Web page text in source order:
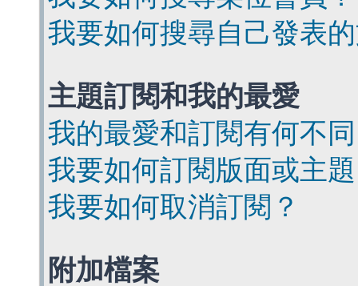
我要如何搜尋自己發表
主題訂閱和我的最愛
我的最愛和訂閱有何不
我要如何訂閱版面或主
我要如何取消訂閱？
附加檔案